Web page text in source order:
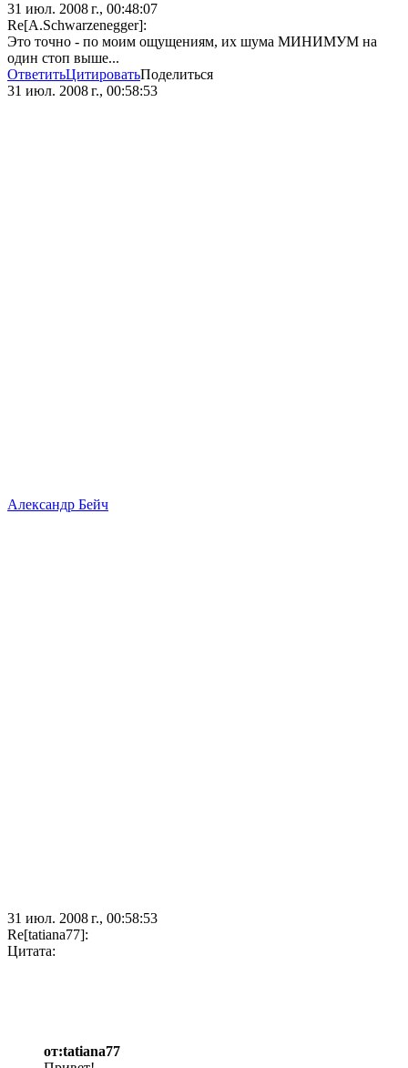
31 июл. 2008 г., 00:48:07
Re[A.Schwarzenegger]:
Это точно - по моим ощущениям, их шума МИНИМУМ на
один стоп выше...
ОтветитьЦитироватьПоделиться
31 июл. 2008 г., 00:58:53
Александр Бейч
31 июл. 2008 г., 00:58:53
Re[tatiana77]:
Цитата:
от:tatiana77